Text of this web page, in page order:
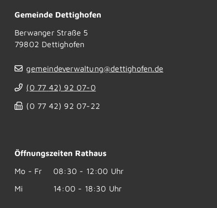
Gemeinde Dettighofen
Berwanger Straße 5
79802 Dettighofen
gemeindeverwaltung@dettighofen.de
(0 77 42) 92 07-0
(0 77 42) 92 07-22
Öffnungszeiten Rathaus
Mo - Fr
08:30 - 12:00 Uhr
Mi
14:00 - 18:30 Uhr